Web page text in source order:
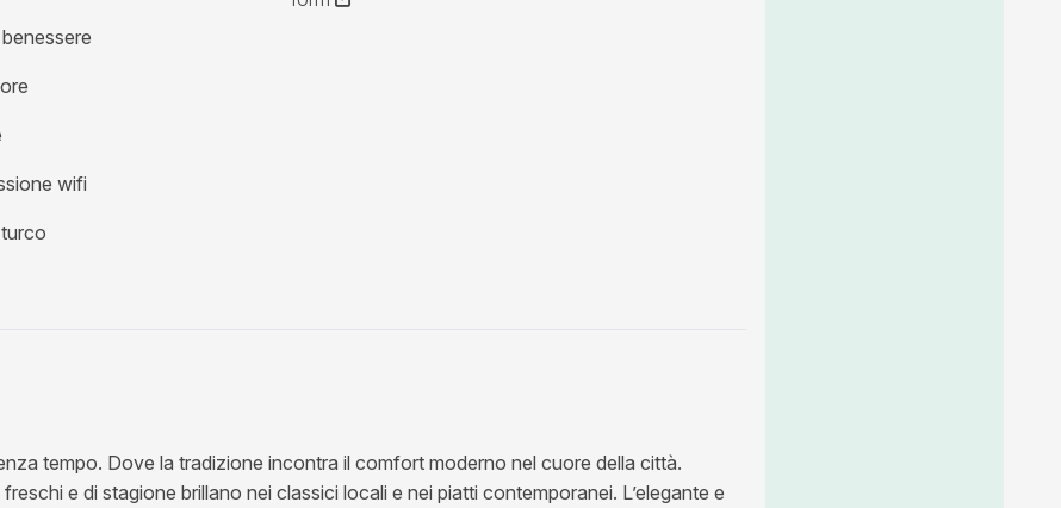
wifi
tempo. Dove la tradizione incontra il comfort moderno nel cuore della città.
e di stagione brillano nei classici locali e nei piatti contemporanei. L’elegante e